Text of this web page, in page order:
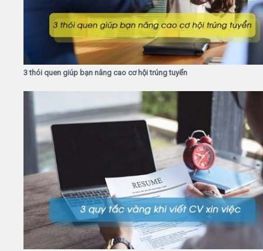
3 thói quen giúp bạn nâng cao cơ hội trúng tuyển